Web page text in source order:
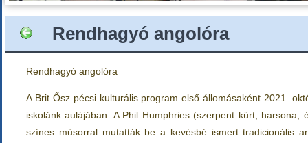
Rendhagyó angolóra
Rendhagyó angolóra
A Brit Ősz pécsi kulturális program első állomásaként 2021.
iskolánk aulájában. A Phil Humphries (szerpent kürt, harsona,
színes műsorral mutatták be a kevésbé ismert tradicionális